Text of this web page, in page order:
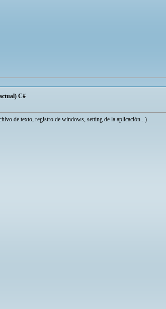
C#
de texto, registro de windows, setting de la aplicación...)